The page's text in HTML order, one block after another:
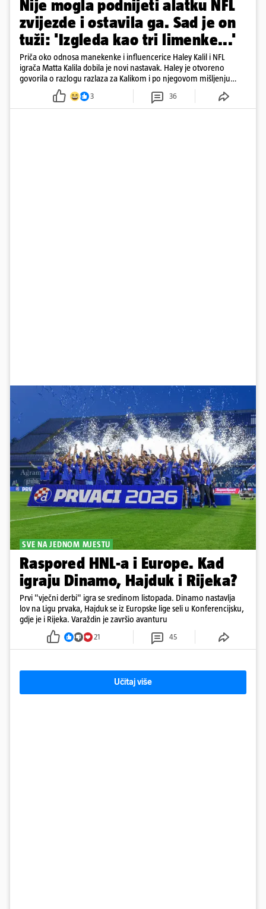
Nije mogla podnijeti alatku NFL
zvijezde i ostavila ga. Sad je on
tuži: 'Izgleda kao tri limenke...'
Priča oko odnosa manekenke i influencerice Haley Kalil i NFL
igrača Matta Kalila dobila je novi nastavak. Haley je otvoreno
govorila o razlogu razlaza za Kalikom i po njegovom mišljenju
prešla granicu dobrog ukusa
3 36
SVE NA JEDNOM MJESTU
Raspored HNL-a i Europe. Kad
igraju Dinamo, Hajduk i Rijeka?
Prvi "vječni derbi" igra se sredinom listopada. Dinamo nastavlja
lov na Ligu prvaka, Hajduk se iz Europske lige seli u Konferencijsku,
gdje je i Rijeka. Varaždin je završio avanturu
21 45
Učitaj više